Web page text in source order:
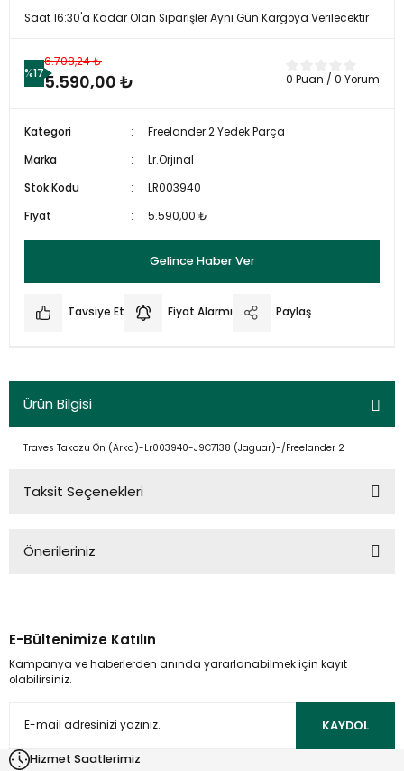
Saat 16:30'a Kadar Olan Siparişler Aynı Gün Kargoya Verilecektir
%17
6.708,24 ₺
5.590,00 ₺ 0 Puan / 0 Yorum
Kategori
Freelander 2 Yedek Parça
Marka
Lr.Orjınal
Stok Kodu
LR003940
Fiyat
5.590,00 ₺
Gelince Haber Ver
Tavsiye Et Fiyat Alarmı Paylaş
Ürün Bilgisi
Traves Takozu Ön (Arka)-Lr003940-J9C7138 (Jaguar)-/Freelander 2
Taksit Seçenekleri
Önerileriniz
kullanarak tarafımıza iletebilirsiniz.
Görüş ve önerileriniz için teşekkür ederiz.
Ürün açıklamasında eksik bilgiler bulunuyor.
E-Bültenimize Katılın
Kampanya ve haberlerden anında yararlanabilmek için kayıt
olabilirsiniz.
KAYDOL
Hizmet Saatlerimiz